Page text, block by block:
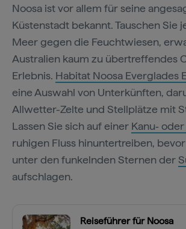
Noosa ist vor allem für seine
Küstenstadt bekannt. Tauschen Sie
Meer gegen die Feuchtwiesen,
Australien kaum zu übertreffendes
Erlebnis. Habitat Noosa Everglades
eine Auswahl von Unterkünften,
Allwetter-Zelte und Stellplätze mit
Lassen Sie sich auf einer Kanu‑
ruhigen Fluss hinuntertreiben,
unter den funkelnden Sternen der
aufschlagen.
Reiseführer für Noosa